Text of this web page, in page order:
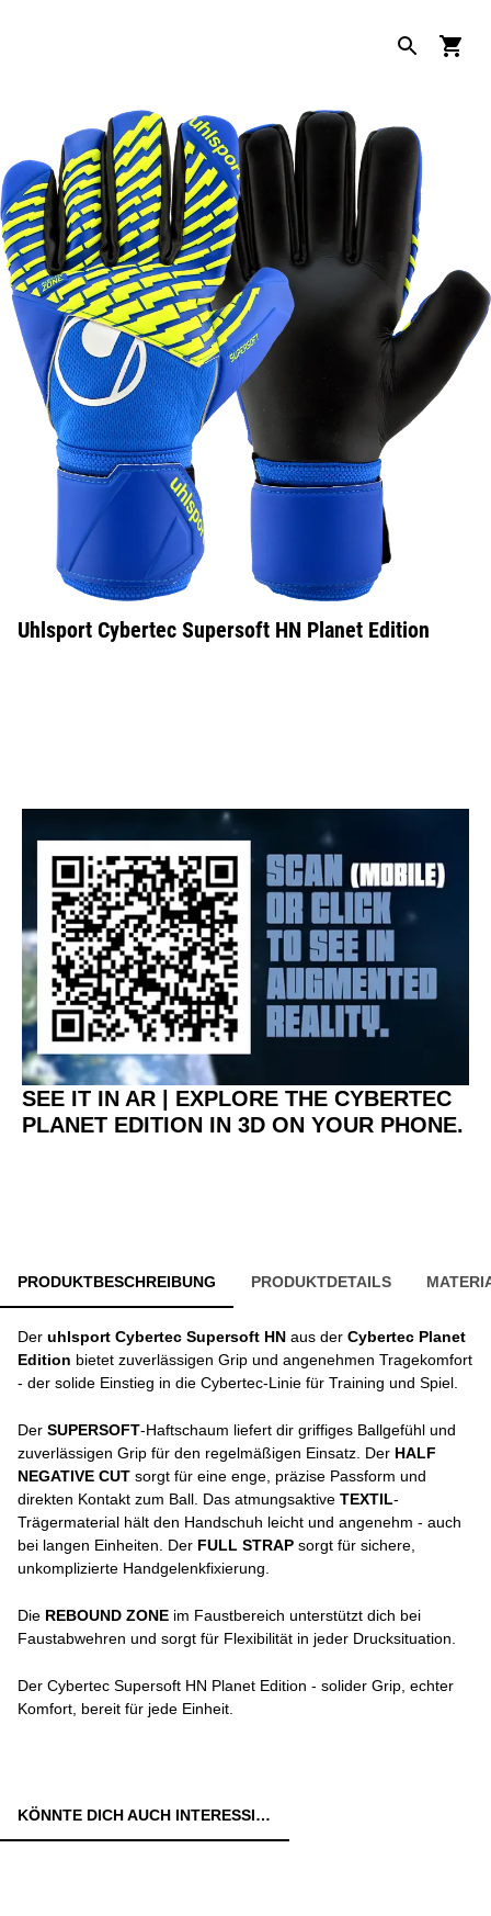
Uhlsport Cybertec Supersoft HN Planet Edition
SEE IT IN AR | EXPLORE THE CYBERTEC
PLANET EDITION IN 3D ON YOUR PHONE.
PRODUKTBESCHREIBUNG PRODUKTDETAILS
Der uhlsport Cybertec Supersoft HN aus der Cybertec Planet
Edition bietet zuverlässigen Grip und angenehmen Tragekomfort
- der solide Einstieg in die Cybertec-Linie für Training und Spiel.
Der SUPERSOFT-Haftschaum liefert dir griffiges Ballgefühl und
zuverlässigen Grip für den regelmäßigen Einsatz. Der HALF
NEGATIVE CUT sorgt für eine enge, präzise Passform und
direkten Kontakt zum Ball. Das atmungsaktive TEXTIL-
Trägermaterial hält den Handschuh leicht und angenehm - auch
bei langen Einheiten. Der FULL STRAP sorgt für sichere,
unkomplizierte Handgelenkfixierung.
Die REBOUND ZONE im Faustbereich unterstützt dich bei
Faustabwehren und sorgt für Flexibilität in jeder Drucksituation.
Der Cybertec Supersoft HN Planet Edition - solider Grip, echter
Komfort, bereit für jede Einheit.
KÖNNTE DICH AUCH INTERESSIEREN: